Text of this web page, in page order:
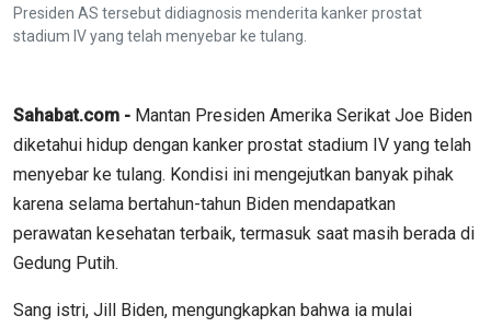
Presiden AS tersebut didiagnosis menderita kanker prostat
stadium IV yang telah menyebar ke tulang.
Sahabat.com - Mantan Presiden Amerika Serikat Joe Biden
diketahui hidup dengan kanker prostat stadium IV yang telah
menyebar ke tulang. Kondisi ini mengejutkan banyak pihak
karena selama bertahun-tahun Biden mendapatkan
perawatan kesehatan terbaik, termasuk saat masih berada di
Gedung Putih.
Sang istri, Jill Biden, mengungkapkan bahwa ia mulai